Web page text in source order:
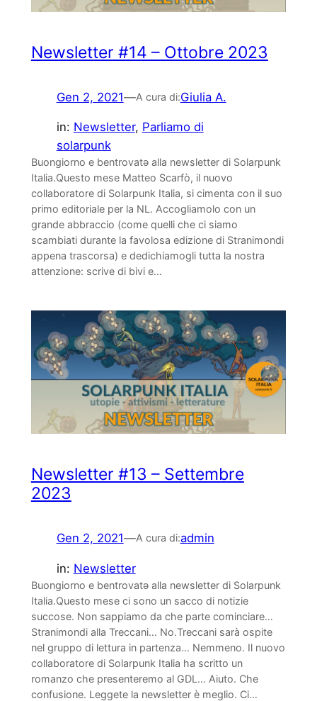
Newsletter #14 – Ottobre 2023
Gen 2, 2021—A cura di:Giulia A.
in: Newsletter, Parliamo di
solarpunk
Buongiorno e bentrovatə alla newsletter di Solarpunk
Italia.Questo mese Matteo Scarfò, il nuovo
collaboratore di Solarpunk Italia, si cimenta con il suo
primo editoriale per la NL. Accogliamolo con un
grande abbraccio (come quelli che ci siamo
scambiati durante la favolosa edizione di Stranimondi
appena trascorsa) e dedichiamogli tutta la nostra
attenzione: scrive di bivi e…
Newsletter #13 – Settembre
2023
Gen 2, 2021—A cura di:admin
in: Newsletter
Buongiorno e bentrovatə alla newsletter di Solarpunk
Italia.Questo mese ci sono un sacco di notizie
succose. Non sappiamo da che parte cominciare…
Stranimondi alla Treccani… No.Treccani sarà ospite
nel gruppo di lettura in partenza… Nemmeno. Il nuovo
collaboratore di Solarpunk Italia ha scritto un
romanzo che presenteremo al GDL… Aiuto. Che
confusione. Leggete la newsletter è meglio. Ci…